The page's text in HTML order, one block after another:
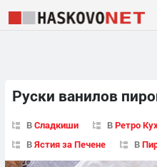
Руски ванилов
ВСладкиши ВРетро
ВЯстия за Печене В